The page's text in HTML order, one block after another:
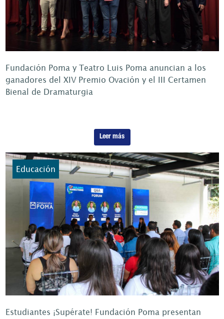
Fundación Poma y Teatro Luis Poma anuncian a los
ganadores del XIV Premio Ovación y el III Certamen
Bienal de Dramaturgia
Leer más
Educación
Estudiantes ¡Supérate! Fundación Poma presentan